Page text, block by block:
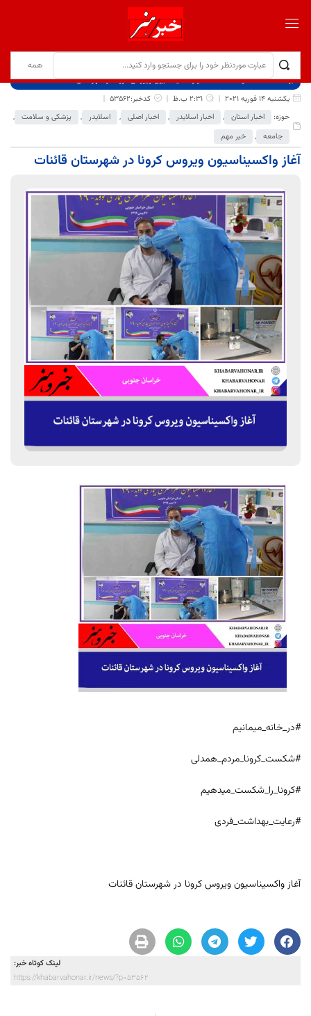
برگ نخست نوشته‌ها
آغاز واکسیناسیون ویروس کرونا در شهرستان قائنات
یکشنبه 14 فوریه 2021
2:31 ب.ظ
کدخبر:53562
حوزه:
اخبار استان , اخبار اسلایدر , اخبار اصلی , اسلایدر , پزشکی و سلامت ,
جامعه , خبر مهم
آغاز واکسیناسیون ویروس کرونا در شهرستان قائنات
#در_خانه_میمانیم
#شکست_کرونا_مردم_همدلی
#کرونا_را_شکست_میدهیم
#رعایت_بهداشت_فردی
آغاز واکسیناسیون ویروس کرونا در شهرستان قائنات
لینک کوتاه خبر:
https://khabarvahonar.ir/news/?p=53562